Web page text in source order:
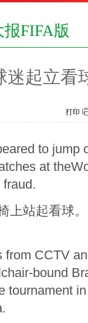
FIFA版
迷起立看
打印
to jump
at
上站起看球
CCTV
bound
tournament